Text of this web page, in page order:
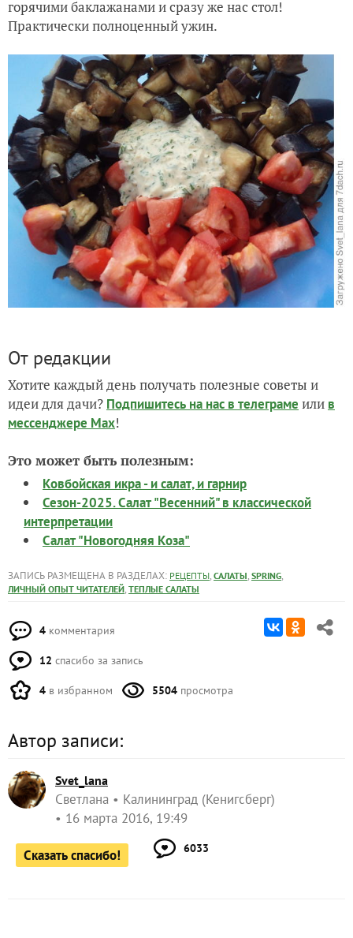
горячими баклажанами и сразу же нас стол!
Практически полноценный ужин.
От редакции
Хотите каждый день получать полезные советы и
идеи для дачи? Подпишитесь на нас в телеграме или в
мессенджере Max!
Это может быть полезным:
Ковбойская икра - и салат, и гарнир
Сезон-2025. Салат "Весенний" в классической
интерпретации
Салат "Новогодняя Коза"
ЗАПИСЬ РАЗМЕЩЕНА В РАЗДЕЛАХ: РЕЦЕПТЫ, САЛАТЫ, SPRING,
ЛИЧНЫЙ ОПЫТ ЧИТАТЕЛЕЙ, ТЕПЛЫЕ САЛАТЫ
4 комментария
12 спасибо за запись
4 в избранном 5504 просмотра
Автор записи:
Svet_lana
Светлана
Калининград (Кенигсберг)
16 марта 2016, 19:49
Сказать спасибо! 6033